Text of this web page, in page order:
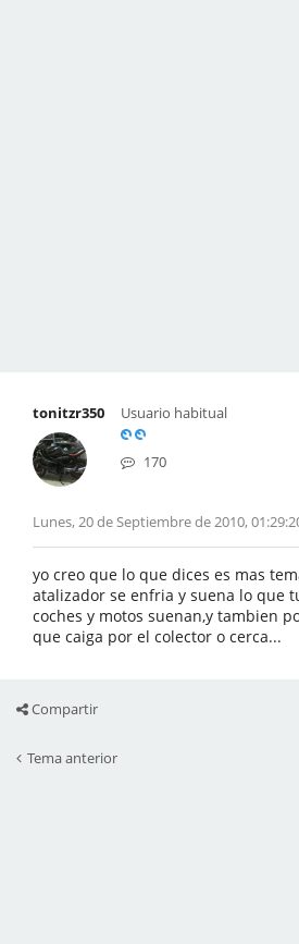
tonitzr350 Usuario habitual
170
Lunes, 20 de Septiembre de 2010,
yo creo que lo que dices es mas
atalizador se enfria y suena lo que
coches y motos suenan,y tambien
que caiga por el colector o cerca...
Compartir
Tema anterior